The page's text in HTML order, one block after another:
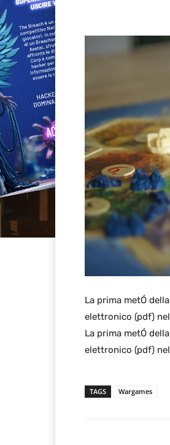
La prima metÓ
elettronico (pdf)
La prima metÓ
elettronico (pdf)
TAGS Wargames